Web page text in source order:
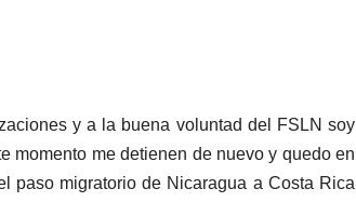
y a la buena voluntad del FSLN soy
momento me detienen de nuevo y quedo en
paso migratorio de Nicaragua a Costa Rica